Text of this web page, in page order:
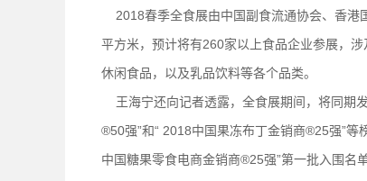
2018春季全食展由中国副食流通协会、香港
平方米，预计将有260家以上食品企业参展，
休闲食品，以及乳品饮料等各个品类。
王海宁还向记者透露，全食展期间，将同期
®50强”和“ 2018中国果冻布丁金销商®25强”
中国糖果零食电商金销商®25强”第一批入围名